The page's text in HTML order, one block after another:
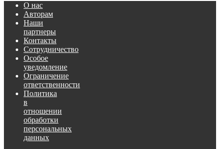
О нас
Авторам
Наши
партнеры
Контакты
Сотрудничество
Особое
уведомление
Ограничение
ответственности
Политика
в
отношении
обработки
персональных
данных